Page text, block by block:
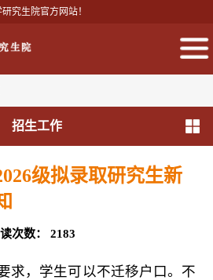
生院官方网站！
招生工作
级拟录取研究生新
次数：2183
求，学生可以不迁移户口。不